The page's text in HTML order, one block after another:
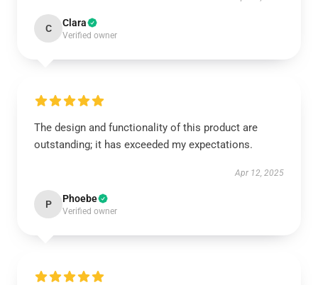
C Clara
Verified owner
The design and functionality of this product are
outstanding; it has exceeded my expectations.
Apr 12, 2025
P Phoebe
Verified owner